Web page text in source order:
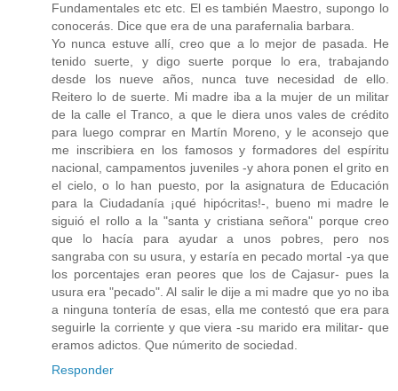
Fundamentales etc etc. El es también Maestro, supongo lo
conocerás. Dice que era de una parafernalia barbara.
Yo nunca estuve allí, creo que a lo mejor de pasada. He
tenido suerte, y digo suerte porque lo era, trabajando
desde los nueve años, nunca tuve necesidad de ello.
Reitero lo de suerte. Mi madre iba a la mujer de un militar
de la calle el Tranco, a que le diera unos vales de crédito
para luego comprar en Martín Moreno, y le aconsejo que
me inscribiera en los famosos y formadores del espíritu
nacional, campamentos juveniles -y ahora ponen el grito en
el cielo, o lo han puesto, por la asignatura de Educación
para la Ciudadanía ¡qué hipócritas!-, bueno mi madre le
siguió el rollo a la "santa y cristiana señora" porque creo
que lo hacía para ayudar a unos pobres, pero nos
sangraba con su usura, y estaría en pecado mortal -ya que
los porcentajes eran peores que los de Cajasur- pues la
usura era "pecado". Al salir le dije a mi madre que yo no iba
a ninguna tontería de esas, ella me contestó que era para
seguirle la corriente y que viera -su marido era militar- que
eramos adictos. Que númerito de sociedad.
Responder